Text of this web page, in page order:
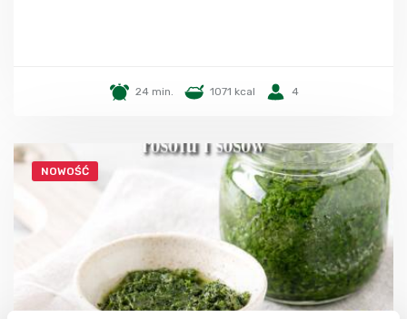
24 min. 1071 kcal 4
NOWOŚĆ